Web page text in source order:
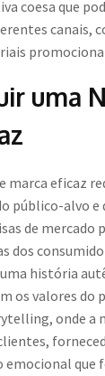
coesa que
canais,
uma
marca eficaz
público-alvo e
de mercado
dos
uma história
os valores do
onde a
emocional que